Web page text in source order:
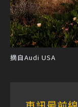
摘自Audi USA